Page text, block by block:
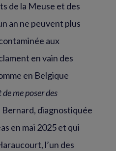
de la Meuse et des
an ne peuvent plus
aux
en vain des
en Belgique
de me poser des
Bernard, diagnostiquée
en mai 2025 et qui
l’un des